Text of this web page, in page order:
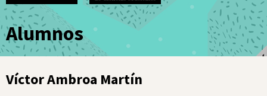
Alumnos
Víctor Ambroa Martín